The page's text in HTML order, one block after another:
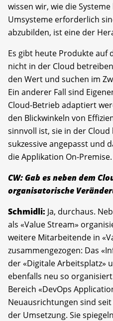
wissen wir, wie die
Umsysteme erforderlich
abzubilden, ist eine der
Es gibt heute Produkte auf
nicht in der Cloud
den Wert und suchen im
Ein anderer Fall sind
Cloud-Betrieb adaptiert
den Blickwinkeln von
sinnvoll ist, sie in der
sukzessive angepasst und
die ­Applikation On-Premise.
CW: Gab es neben dem
organisatorische
Schmidli: Ja, durchaus.
als «Value Stream»
weitere Mitarbeitende in
zusammengezogen: Das
der «Digitale Arbeitsplatz»
ebenfalls neu so
Bereich «DevOps
Neuausrichtungen sind
der Umsetzung. Sie